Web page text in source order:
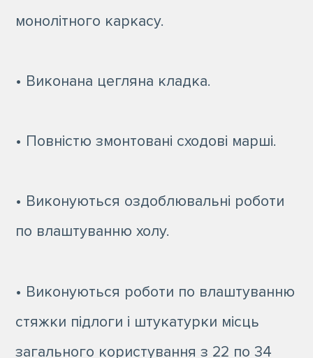
монолітного каркасу.
• Виконана цегляна кладка.
• Повністю змонтовані сходові марші.
• Виконуються оздоблювальні роботи
по влаштуванню холу.
• Виконуються роботи по влаштуванню
стяжки підлоги і штукатурки місць
загального користування з 22 по 34